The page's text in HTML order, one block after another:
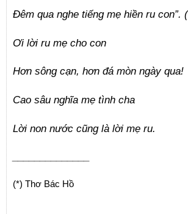
Đêm qua nghe tiếng mẹ hiền ru con”.
Ơi lời ru mẹ cho con
Hơn sông cạn, hơn đá mòn ngày qua!
Cao sâu nghĩa mẹ tình cha
Lời non nước cũng là lời mẹ ru.
(*) Thơ Bác Hồ